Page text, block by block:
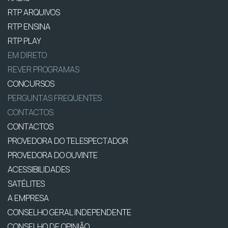
RTP ARQUIVOS
RTP ENSINA
RTP PLAY
EM DIRETO
REVER PROGRAMAS
CONCURSOS
PERGUNTAS FREQUENTES
CONTACTOS
CONTACTOS
PROVEDORA DO TELESPECTADOR
PROVEDORA DO OUVINTE
ACESSIBILIDADES
SATÉLITES
A EMPRESA
CONSELHO GERAL INDEPENDENTE